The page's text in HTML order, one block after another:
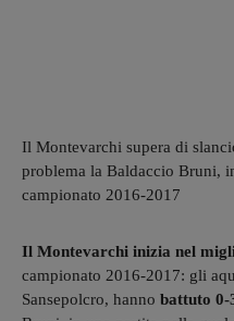
Il Montevarchi supera di
problema la Baldaccio Bruni,
campionato 2016-2017
Il Montevarchi inizia nel
campionato 2016-2017: gli
Sansepolcro, hanno battuto 0-